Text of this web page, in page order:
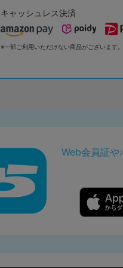
キャッシュレス決済
※一部ご利用いただけない商品がございます。
Web会員証や